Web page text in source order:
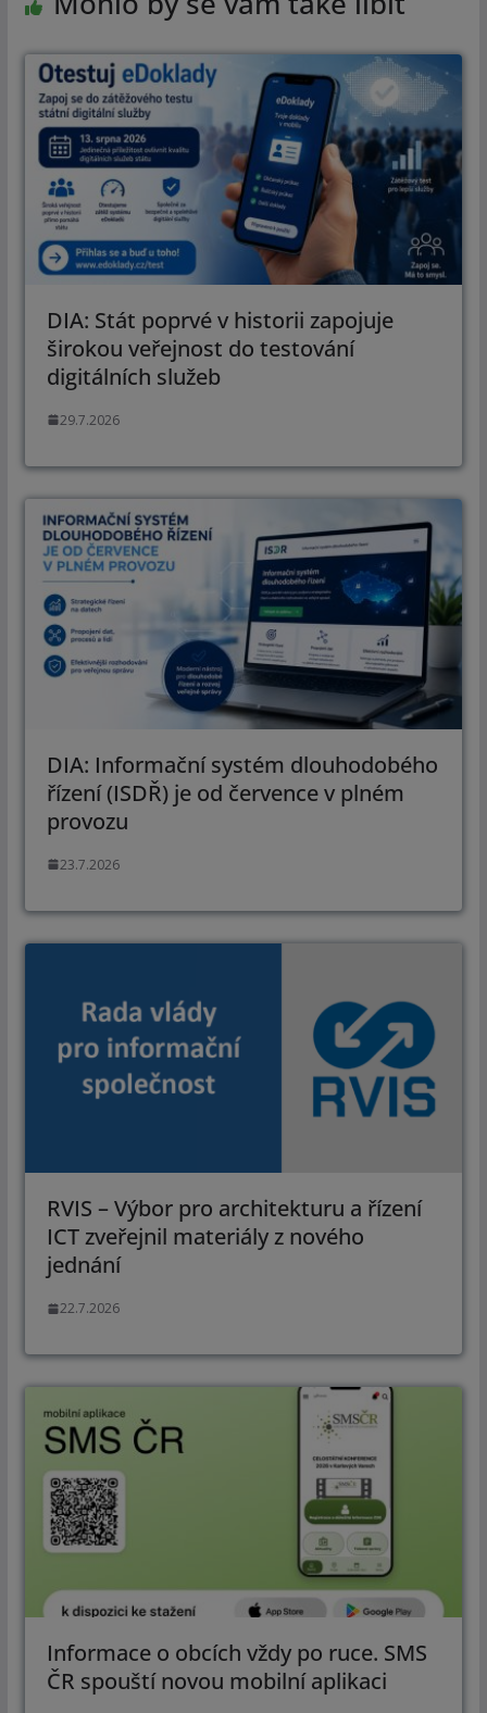
DIA: Stát poprvé v historii zapojuje
širokou veřejnost do testování
digitálních služeb
29.7.2026
DIA: Informační systém dlouhodobého
řízení (ISDŘ) je od července v plném
provozu
23.7.2026
RVIS – Výbor pro architekturu a řízení
ICT zveřejnil materiály z nového
jednání
22.7.2026
Informace o obcích vždy po ruce. SMS
ČR spouští novou mobilní aplikaci